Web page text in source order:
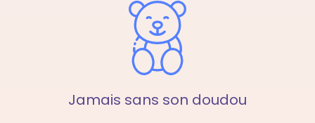
Jamais sans son doudou